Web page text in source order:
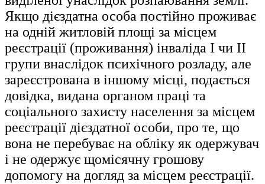
Якщо дієздатна особа постійно проживає
на одній житловій площі за місцем
реєстрації (проживання) інваліда I чи II
групи внаслідок психічного розладу, але
зареєстрована в іншому місці, подається
довідка, видана органом праці та
соціального захисту населення за місцем
реєстрації дієздатної особи, про те, що
вона не перебуває на обліку як одержувач
і не одержує щомісячну грошову
допомогу на догляд за місцем реєстрації.